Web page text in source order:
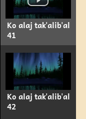
Ko alaj tak'alib'al
41
Ko alaj tak'alib'al
42